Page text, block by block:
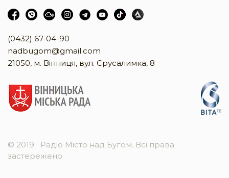
(0432) 67-04-90
nadbugom@gmail.com
21050, м. Вінниця, вул. Єрусалимка, 8
© 2019
Радіо Місто над Бугом. Всі права
застережено